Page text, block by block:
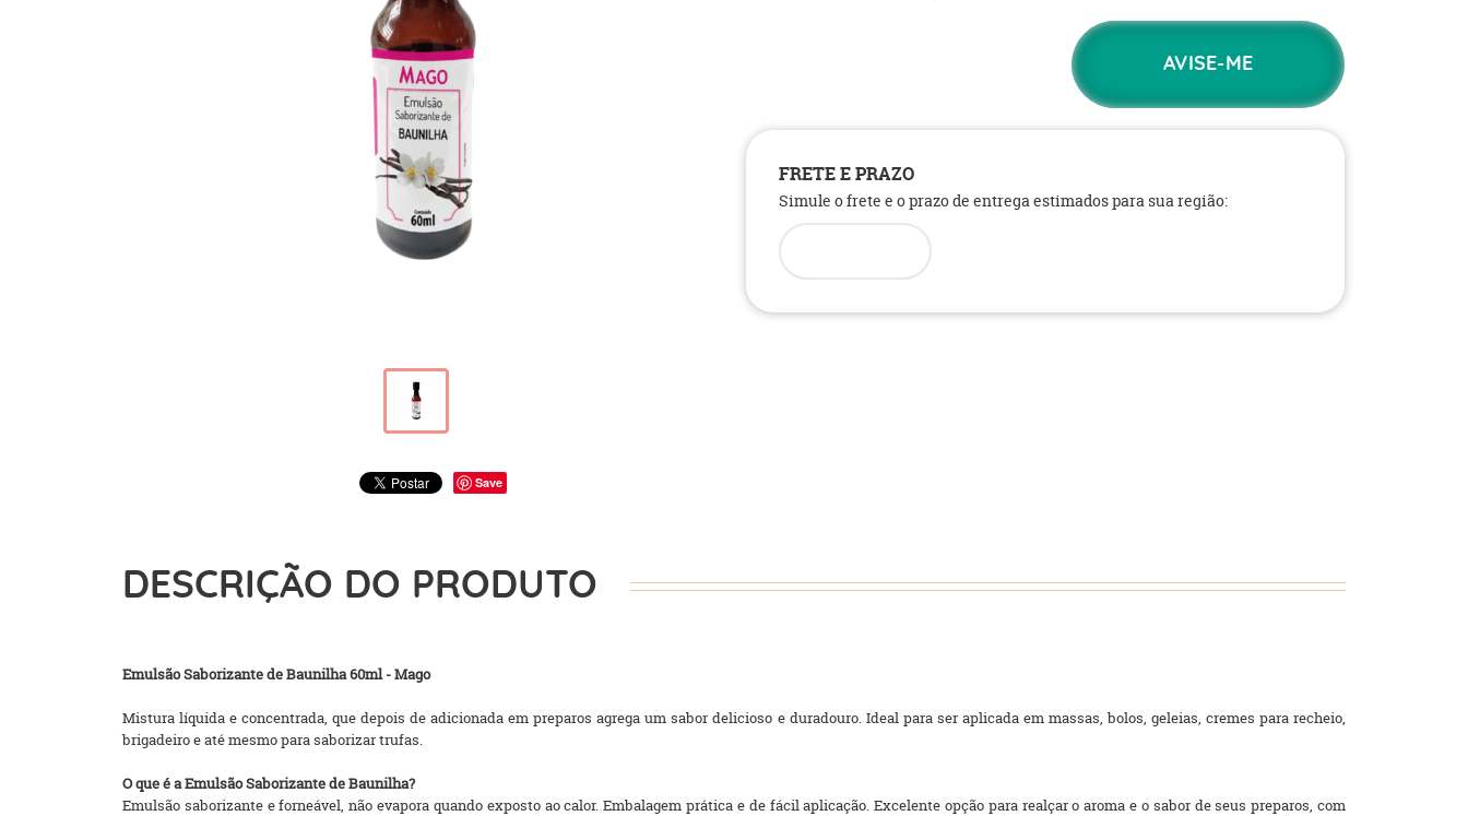
Save
AVISE-ME
FRETE E PRAZO
Simule o frete e o prazo de entrega estimados para sua região:
DESCRIÇÃO DO PRODUTO
Emulsão Saborizante de Baunilha 60ml - Mago
Mistura líquida e concentrada, que depois de adicionada em preparos agrega um sabor delicioso e duradouro. Ideal para ser aplicada em massas, bolos, geleias, cremes para recheio,
brigadeiro e até mesmo para saborizar trufas.
O que é a Emulsão Saborizante de Baunilha?
Emulsão saborizante e forneável, não evapora quando exposto ao calor. Embalagem prática e de fácil aplicação. Excelente opção para realçar o aroma e o sabor de seus preparos, com